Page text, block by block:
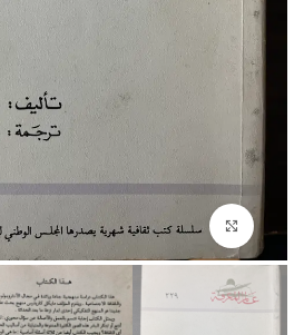
Click to enlarge